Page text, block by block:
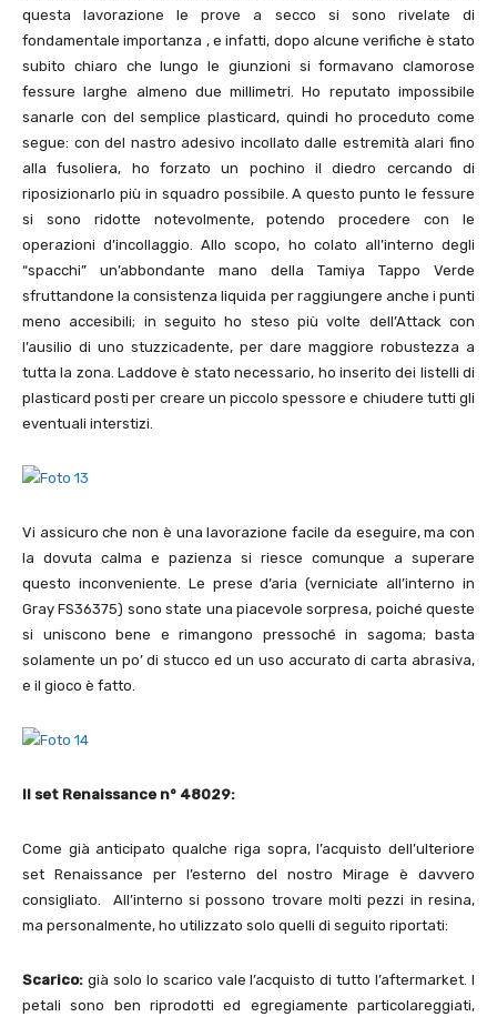
questa lavorazione le prove a secco si sono rivelate di
fondamentale importanza , e infatti, dopo alcune verifiche è stato
subito chiaro che lungo le giunzioni si formavano clamorose
fessure larghe almeno due millimetri. Ho reputato impossibile
sanarle con del semplice plasticard, quindi ho proceduto come
segue: con del nastro adesivo incollato dalle estremità alari fino
alla fusoliera, ho forzato un pochino il diedro cercando di
riposizionarlo più in squadro possibile. A questo punto le fessure
si sono ridotte notevolmente, potendo procedere con le
operazioni d’incollaggio. Allo scopo, ho colato all’interno degli
“spacchi” un’abbondante mano della Tamiya Tappo Verde
sfruttandone la consistenza liquida per raggiungere anche i punti
meno accesibili; in seguito ho steso più volte dell’Attack con
l’ausilio di uno stuzzicadente, per dare maggiore robustezza a
tutta la zona. Laddove è stato necessario, ho inserito dei listelli di
plasticard posti per creare un piccolo spessore e chiudere tutti gli
eventuali interstizi.
Vi assicuro che non è una lavorazione facile da eseguire, ma con
la dovuta calma e pazienza si riesce comunque a superare
questo inconveniente. Le prese d’aria (verniciate all’interno in
Gray FS36375) sono state una piacevole sorpresa, poiché queste
si uniscono bene e rimangono pressoché in sagoma; basta
solamente un po’ di stucco ed un uso accurato di carta abrasiva,
e il gioco è fatto.
Il set Renaissance n° 48029:
Come già anticipato qualche riga sopra, l’acquisto dell’ulteriore
set Renaissance per l’esterno del nostro Mirage è davvero
consigliato. All’interno si possono trovare molti pezzi in resina,
ma personalmente, ho utilizzato solo quelli di seguito riportati:
Scarico: già solo lo scarico vale l’acquisto di tutto l’aftermarket. I
petali sono ben riprodotti ed egregiamente particolareggiati,